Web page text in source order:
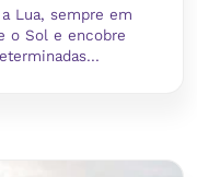
Lua, sempre em
o Sol e encobre